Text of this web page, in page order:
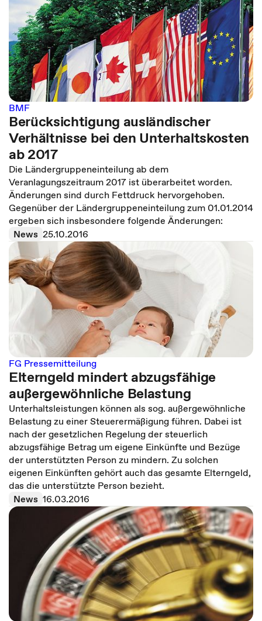
BMF
Berücksichtigung ausländischer
Verhältnisse bei den Unterhaltskosten
ab 2017
Die Ländergruppeneinteilung ab dem
Veranlagungszeitraum 2017 ist überarbeitet worden.
Änderungen sind durch Fettdruck hervorgehoben.
Gegenüber der Ländergruppeneinteilung zum 01.01.2014
ergeben sich insbesondere folgende Änderungen:
News 25.10.2016
FG Pressemitteilung
Elterngeld mindert abzugsfähige
außergewöhnliche Belastung
Unterhaltsleistungen können als sog. außergewöhnliche
Belastung zu einer Steuerermäßigung führen. Dabei ist
nach der gesetzlichen Regelung der steuerlich
abzugsfähige Betrag um eigene Einkünfte und Bezüge
der unterstützten Person zu mindern. Zu solchen
eigenen Einkünften gehört auch das gesamte Elterngeld,
das die unterstützte Person bezieht.
News 16.03.2016